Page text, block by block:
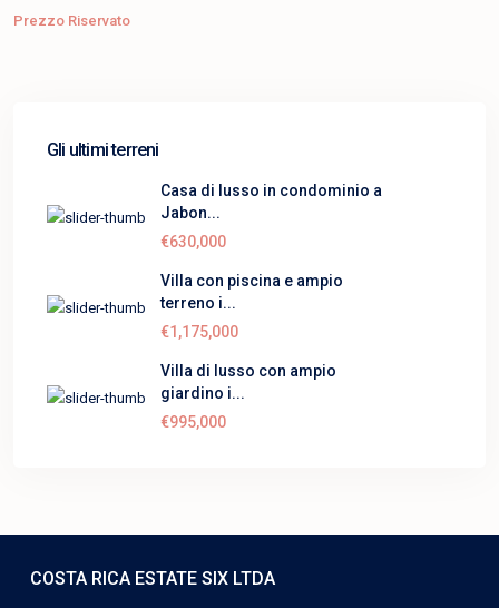
Prezzo Riservato
Gli ultimi terreni
Casa di lusso in condominio a
Jabon...
€630,000
Villa con piscina e ampio
terreno i...
€1,175,000
Villa di lusso con ampio
giardino i...
€995,000
COSTA RICA ESTATE SIX LTDA